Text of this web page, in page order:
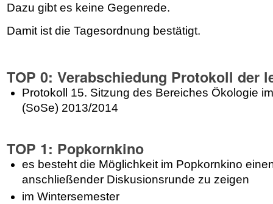
Dazu gibt es keine Gegenrede.
Damit ist die Tagesordnung bestätigt.
TOP 0: Verabschiedung Protokoll der
Protokoll 15. Sitzung des Bereiches Ökologie
(SoSe) 2013/2014
TOP 1: Popkornkino
es besteht die Möglichkeit im Popkornkino
anschließender Diskusionsrunde zu zeigen
im Wintersemester